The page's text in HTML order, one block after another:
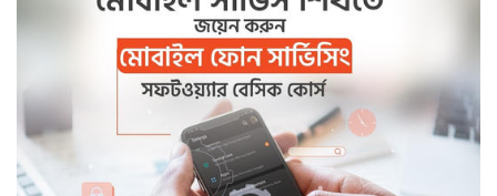
বেনাপোল সীমান্তে বিজিবির কঠোর
অবস্থানে বিএসএফের পুশইন প্রচেষ্টা ব্যর্থ
বিদ্যুৎ,জ্বালানি প্রতিমন্ত্রী রামপাল তাপ
বিদ্যুৎকেন্দ্র পরিদর্শনে করেন